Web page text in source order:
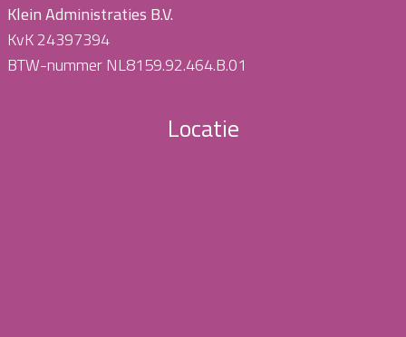
Klein Administraties B.V.
KvK 24397394
BTW-nummer NL8159.92.464.B.01
Locatie